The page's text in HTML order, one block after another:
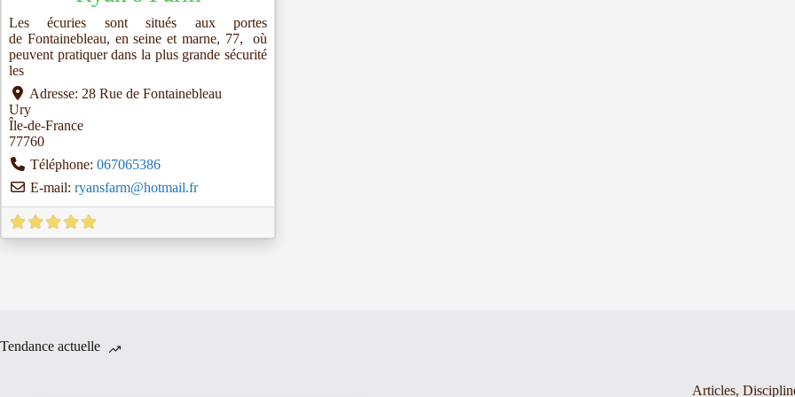
Les écuries sont situés aux portes
de Fontainebleau, en seine et marne, 77, où
peuvent pratiquer dans la plus grande sécurité
les
Adresse: 28 Rue de Fontainebleau
Ury
Île-de-France
77760
Téléphone: 067065386
E-mail: ryansfarm@hotmail.fr
Tendance actuelle
Articles,